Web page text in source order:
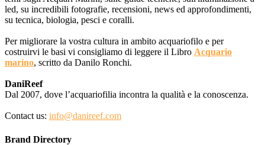
led, su incredibili fotografie, recensioni, news ed approfondimenti,
su tecnica, biologia, pesci e coralli.
Per migliorare la vostra cultura in ambito acquariofilo e per
costruirvi le basi vi consigliamo di leggere il Libro Acquario
marino, scritto da Danilo Ronchi.
DaniReef
Dal 2007, dove l’acquariofilia incontra la qualità e la conoscenza.
Contact us: info@danireef.com
Brand Directory